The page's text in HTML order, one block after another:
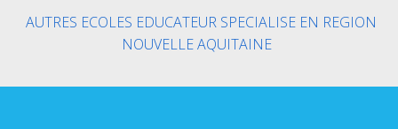
AUTRES ECOLES EDUCATEUR SPECIALISE EN REGION
NOUVELLE AQUITAINE